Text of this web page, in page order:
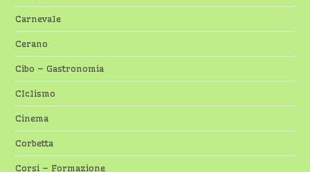
Carnevale
Cerano
Cibo – Gastronomia
CIclismo
Cinema
Corbetta
Corsi – Formazione